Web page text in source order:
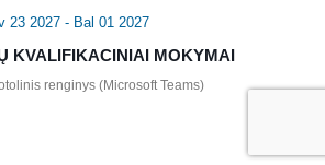
23 2027 - Bal 01 2027
KVALIFIKACINIAI MOKYMAI
renginys (Microsoft Teams)